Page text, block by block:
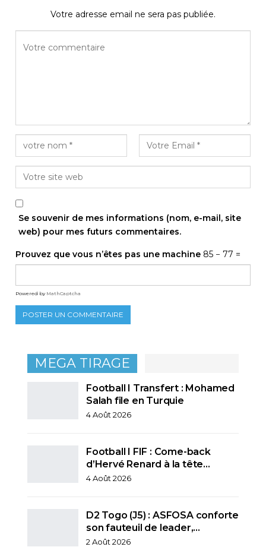
Votre adresse email ne sera pas publiée.
Se souvenir de mes informations (nom, e-mail, site
web) pour mes futurs commentaires.
Prouvez que vous n’êtes pas une machine 85 − 77 =
Powered by MathCaptcha
MEGA TIRAGE
Football I Transfert : Mohamed
Salah file en Turquie
4 Août 2026
Football I FIF : Come-back
d’Hervé Renard à la tête…
4 Août 2026
D2 Togo (J5) : ASFOSA conforte
son fauteuil de leader,…
2 Août 2026